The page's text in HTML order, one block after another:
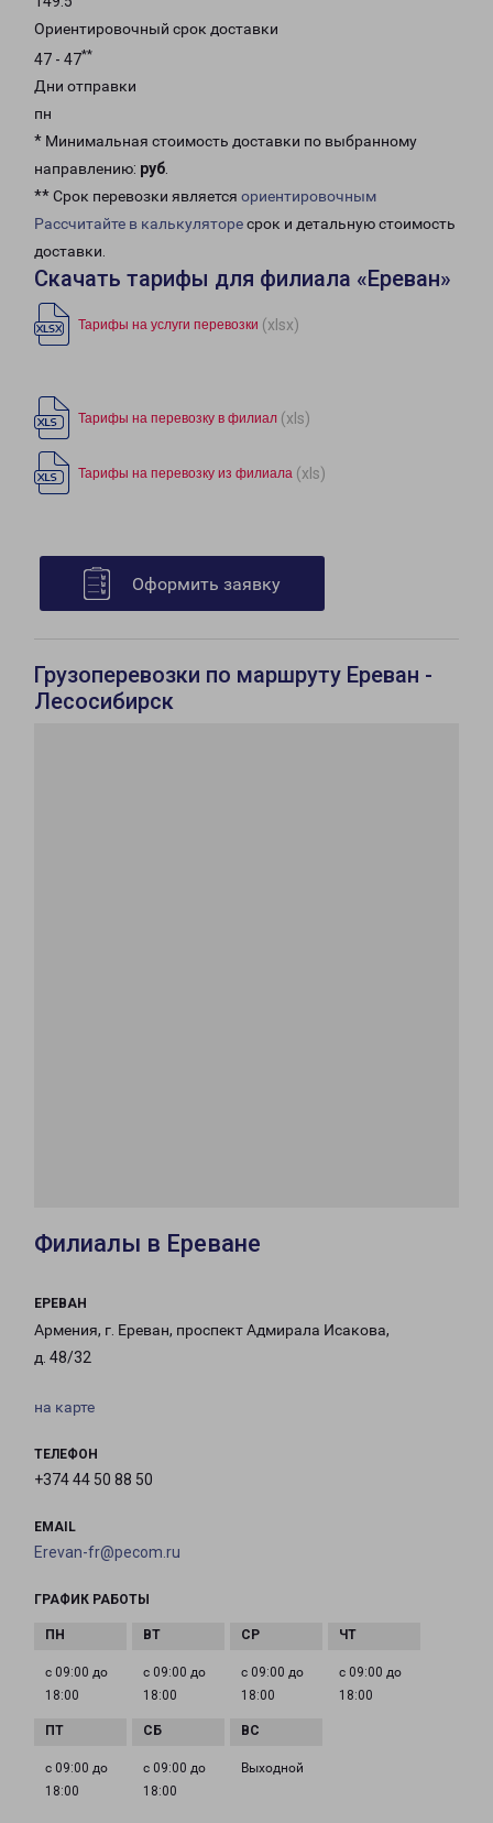
Ориентировочный срок доставки
47 - 47**
Дни отправки
пн
* Минимальная стоимость доставки по выбранному
направлению: руб.
** Срок перевозки является ориентировочным
Рассчитайте в калькуляторесрок и детальную стоимость
доставки.
Скачать тарифы для филиала «Ереван»
Тарифы на услуги перевозки (xlsx)
Тарифы на перевозку в филиал (xls)
Тарифы на перевозку из филиала (xls)
Оформить заявку
Грузоперевозки по маршруту Ереван -
Лесосибирск
Филиалы в Ереване
ЕРЕВАН
Армения, г. Ереван, проспект Адмирала Исакова,
д. 48/32
на карте
ТЕЛЕФОН
+374 44 50 88 50
EMAIL
Erevan-fr@pecom.ru
ГРАФИК РАБОТЫ
с 09:00 до
18:00
с 09:00 до
18:00
с 09:00 до
18:00
с 09:00 до
18:00
с 09:00 до
18:00
с 09:00 до
18:00
Выходной